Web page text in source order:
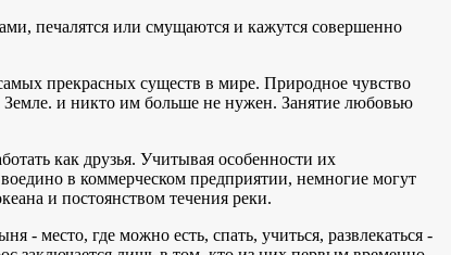
печалятся или смущаются и кажутся совершенно
прекрасных существ в мире. Природное чувство
Земле. и никто им больше не нужен. Занятие любовью
как друзья. Учитывая особенности их
в коммерческом предприятии, немногие могут
и постоянством течения реки.
место, где можно есть, спать, учиться, развлекаться -